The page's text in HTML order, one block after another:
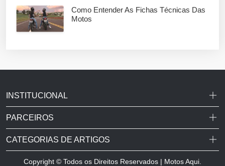
Como Entender As Fichas Técnicas Das
Motos
INSTITUCIONAL
PARCEIROS
CATEGORIAS DE ARTIGOS
Copyright © Todos os Direitos Reservados | Motos Aqui.